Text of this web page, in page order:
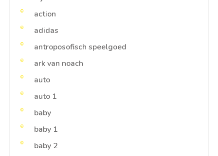
action
adidas
antroposofisch speelgoed
ark van noach
auto
auto 1
baby
baby 1
baby 2